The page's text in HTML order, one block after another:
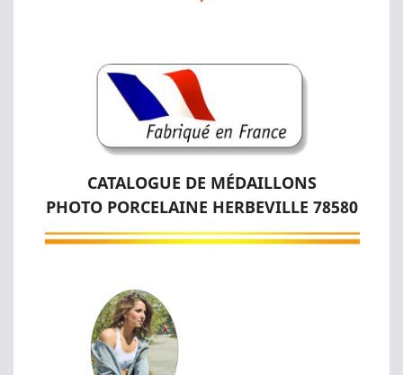
CATALOGUE DE MÉDAILLONS
PHOTO PORCELAINE HERBEVILLE 78580